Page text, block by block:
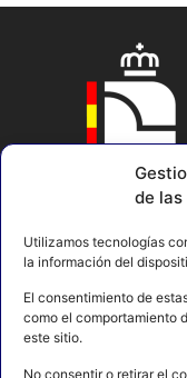
de
Utilizamos tecnologías
la información del
El consentimiento de
como el comportamiento
este sitio.
No consentir o retirar el